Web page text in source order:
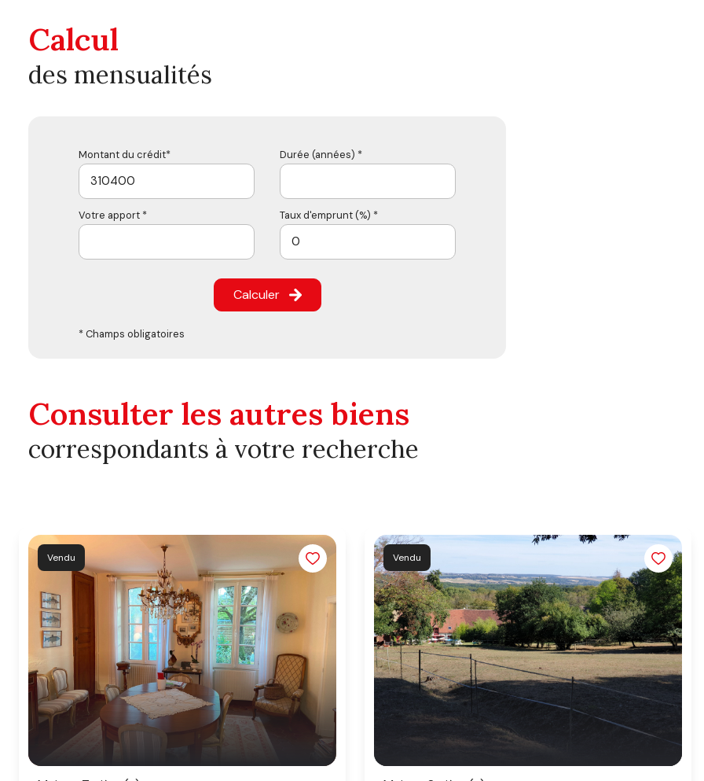
Calcul
des mensualités
Montant du crédit* Durée (années) *
Votre apport * Taux d'emprunt (%) *
Calculer
* Champs obligatoires
Consulter les autres biens
correspondants à votre recherche
Vendu Vendu